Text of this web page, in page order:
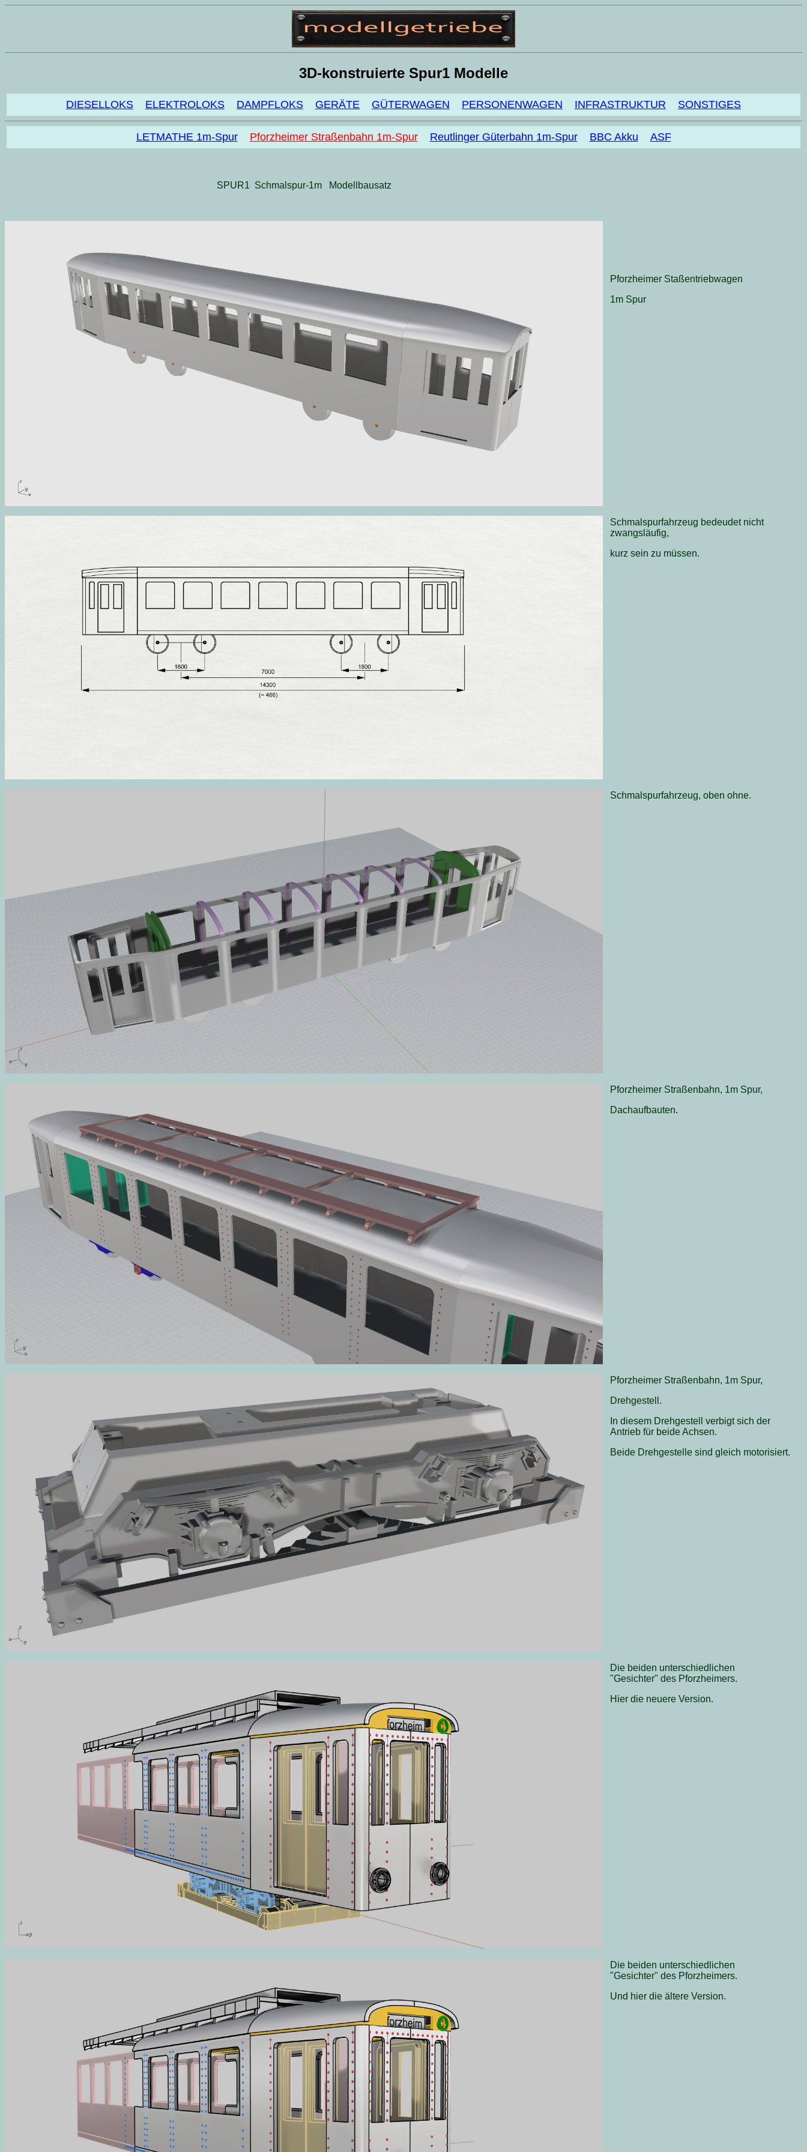
3D-konstruierte Spur1 Modelle
DIESELLOKS ELEKTROLOKS DAMPFLOKS GERÄTE GÜTERWAGEN PERSONENWAGEN INFRASTRUKTUR SONSTIGES
LETMATHE 1m-Spur Pforzheimer Straßenbahn 1m-Spur Reutlinger Güterbahn 1m-Spur BBC Akku ASF
SPUR1 Schmalspur-1m Modellbausatz
Pforzheimer Staßentriebwagen
1m Spur
Schmalspurfahrzeug bedeudet nicht
zwangsläufig,
kurz sein zu müssen.
Schmalspurfahrzeug, oben ohne.
Pforzheimer Straßenbahn, 1m Spur,
Dachaufbauten.
Pforzheimer Straßenbahn, 1m Spur,
Drehgestell.
In diesem Drehgestell verbigt sich der
Antrieb für beide Achsen.
Beide Drehgestelle sind gleich motorisiert.
Die beiden unterschiedlichen
"Gesichter" des Pforzheimers.
Hier die neuere Version.
Die beiden unterschiedlichen
"Gesichter" des Pforzheimers.
Und hier die ältere Version.